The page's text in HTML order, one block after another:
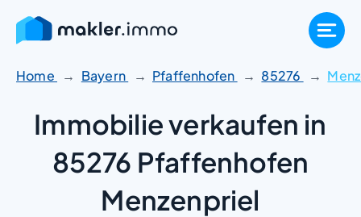
Zum
Inhalt
springen
Home Bayern Pfaffenhofen 85276
Immobilie verkaufen in
85276 Pfaffenhofen
Menzenpriel